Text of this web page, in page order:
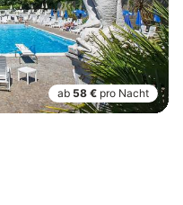
ab 58 € pro Nacht